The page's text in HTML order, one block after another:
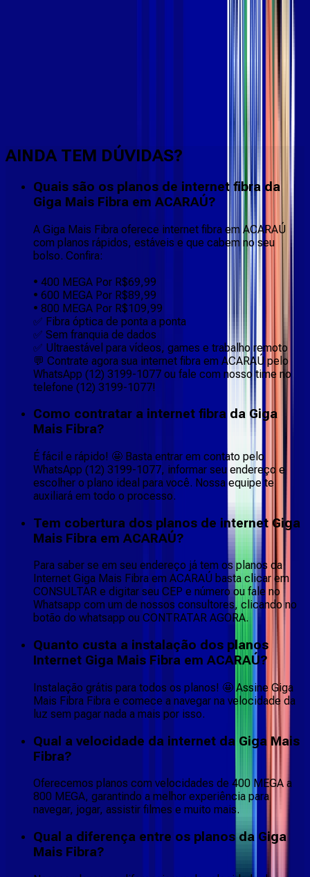
AINDA TEM DÚVIDAS?
Quais são os planos de internet fibra da
Giga Mais Fibra em ACARAÚ?
A Giga Mais Fibra oferece internet fibra em ACARAÚ
com planos rápidos, estáveis e que cabem no seu
bolso. Confira:
• 400 MEGA Por R$69,99
• 600 MEGA Por R$89,99
• 800 MEGA Por R$109,99
✅ Fibra óptica de ponta a ponta
✅ Sem franquia de dados
✅ Ultraestável para vídeos, games e trabalho remoto
💬 Contrate agora sua internet fibra em ACARAÚ pelo
WhatsApp (12) 3199-1077 ou fale com nosso time no
telefone (12) 3199-1077!
Como contratar a internet fibra da Giga
Mais Fibra?
É fácil e rápido! 🤩 Basta entrar em contato pelo
WhatsApp (12) 3199-1077, informar seu endereço e
escolher o plano ideal para você. Nossa equipe te
auxiliará em todo o processo.
Tem cobertura dos planos de internet Giga
Mais Fibra em ACARAÚ?
Para saber se em seu endereço já tem os planos da
Internet Giga Mais Fibra em ACARAÚ basta clicar em
CONSULTAR e digitar seu CEP e número ou fale no
Whatsapp com um de nossos consultores, clicando no
botão do whatsapp ou CONTRATAR AGORA.
Quanto custa a instalação dos planos
Internet Giga Mais Fibra em ACARAÚ?
Instalação grátis para todos os planos! 🤩 Assine Giga
Mais Fibra Fibra e comece a navegar na velocidade da
luz sem pagar nada a mais por isso.
Qual a velocidade da internet da Giga Mais
Fibra?
Oferecemos planos com velocidades de 400 MEGA a
800 MEGA, garantindo a melhor experiência para
navegar, jogar, assistir filmes e muito mais.
Qual a diferença entre os planos da Giga
Mais Fibra?